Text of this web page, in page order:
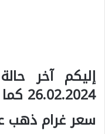
إليكم آخر
26.02.2024 كما تباع في محال
سعر غرام ذهب عيار 24